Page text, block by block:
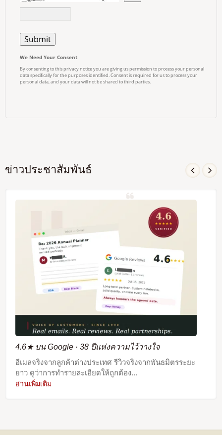
ข่าวประชาสัมพันธ์
4.6★ บน Google · 38 ปีแห่งความไว้วางใจ
อีเมลจริงจากลูกค้าต่างประเทศ รีวิวจริงจากพันธมิตรระยะ
ยาว ดูว่าการทำรายละเอียดให้ถูกต้อง...
อ่านเพิ่มเติม